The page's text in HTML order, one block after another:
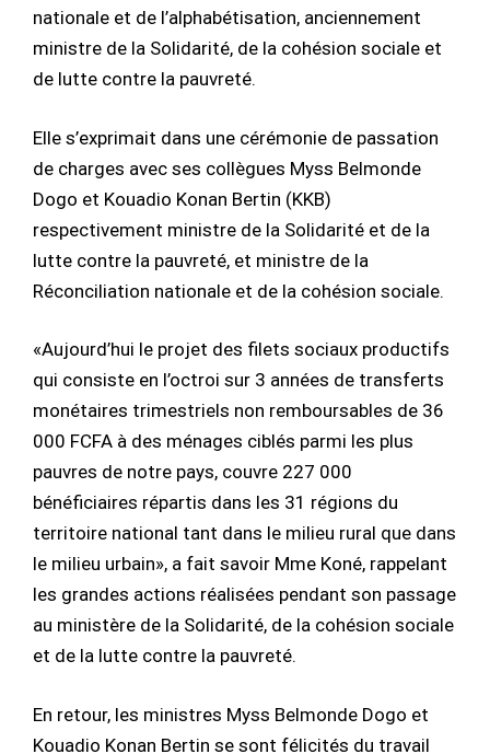
nationale et de l’alphabétisation, anciennement
ministre de la Solidarité, de la cohésion sociale et
de lutte contre la pauvreté.
Elle s’exprimait dans une cérémonie de passation
de charges avec ses collègues Myss Belmonde
Dogo et Kouadio Konan Bertin (KKB)
respectivement ministre de la Solidarité et de la
lutte contre la pauvreté, et ministre de la
Réconciliation nationale et de la cohésion sociale.
«Aujourd’hui le projet des filets sociaux productifs
qui consiste en l’octroi sur 3 années de transferts
monétaires trimestriels non remboursables de 36
000 FCFA à des ménages ciblés parmi les plus
pauvres de notre pays, couvre 227 000
bénéficiaires répartis dans les 31 régions du
territoire national tant dans le milieu rural que dans
le milieu urbain», a fait savoir Mme Koné, rappelant
les grandes actions réalisées pendant son passage
au ministère de la Solidarité, de la cohésion sociale
et de la lutte contre la pauvreté.
En retour, les ministres Myss Belmonde Dogo et
Kouadio Konan Bertin se sont félicités du travail